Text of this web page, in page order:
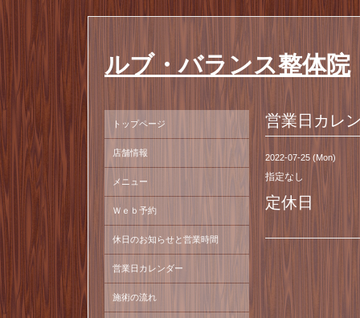
ルブ・バランス整体院
営業日カレ
2022-07-25 (Mon)
指定なし
定休日
トップページ
店舗情報
メニュー
Ｗｅｂ予約
休日のお知らせと営業時間
営業日カレンダー
施術の流れ